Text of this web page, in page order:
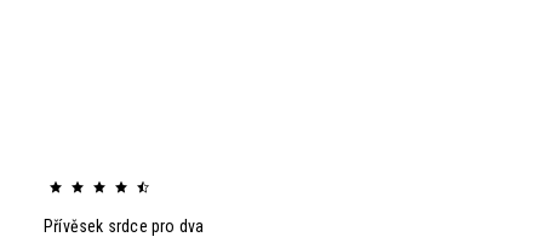
Přívěsek srdce pro dva